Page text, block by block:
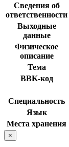
Сведения об
ответственности
Выходные
данные
Физическое
описание
Тема
BBK-код
Специальность
Язык
Места хранения
×